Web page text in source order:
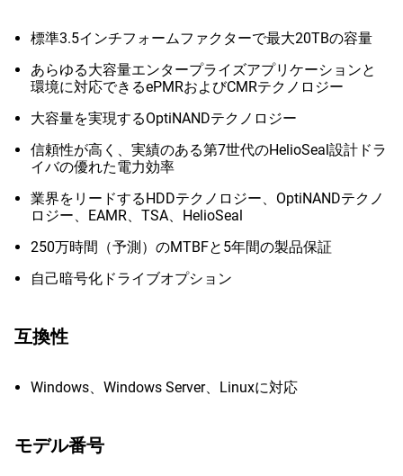
標準3.5インチフォームファクターで最大20TBの容量
あらゆる大容量エンタープライズアプリケーションと
環境に対応できるePMRおよびCMRテクノロジー
大容量を実現するOptiNANDテクノロジー
信頼性が高く、実績のある第7世代のHelioSeal設計ドラ
イバの優れた電力効率
業界をリードするHDDテクノロジー、OptiNANDテクノ
ロジー、EAMR、TSA、HelioSeal
250万時間（予測）のMTBFと5年間の製品保証
自己暗号化ドライブオプション
互換性
Windows、Windows Server、Linuxに対応
モデル番号